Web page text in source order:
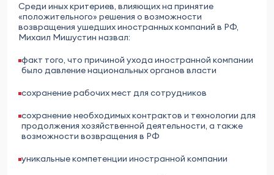
Среди иных критериев, влияющих на принятие
«положительного» решения о возможности
возвращения ушедших иностранных компаний в РФ,
Михаил Мишустин назвал:
факт того, что причиной ухода иностранной компании
было давление национальных органов власти
сохранение рабочих мест для сотрудников
сохранение необходимых контрактов и технологии для
продолжения хозяйственной деятельности, а также
возможности возвращения в РФ
уникальные компетенции иностранной компании